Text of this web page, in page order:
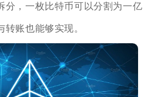
分，一枚比特币可以分割为一亿
账也能够实现。